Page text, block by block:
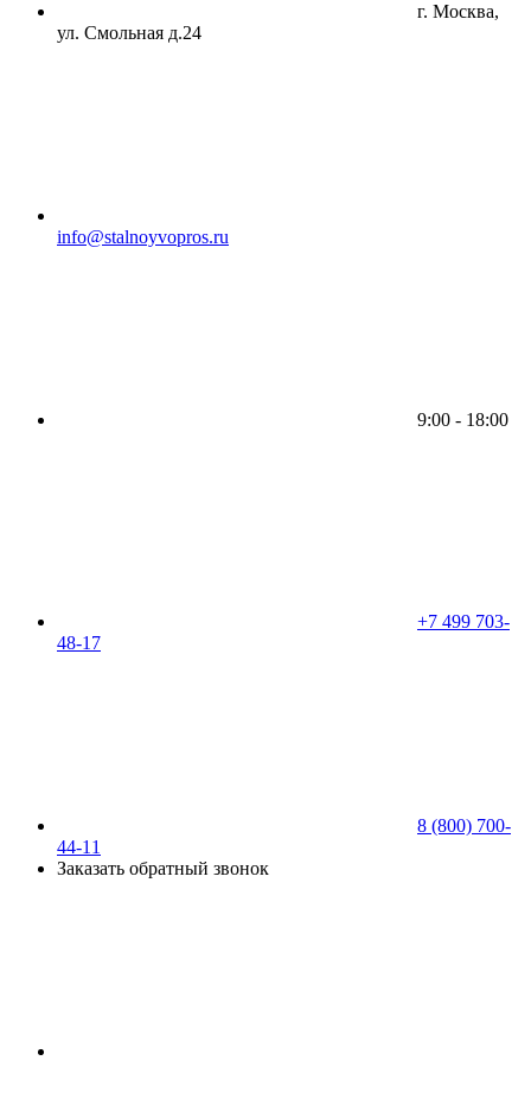
г. Москва,
ул. Смольная д.24
info@stalnoyvopros.ru
9:00 - 18:00
+7 499 703-
48-17
8 (800) 700-
44-11
Заказать обратный звонок